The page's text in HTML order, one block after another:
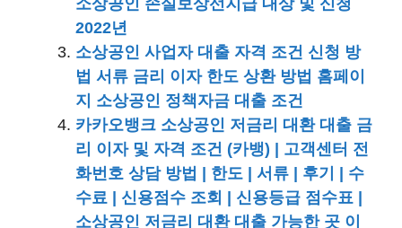
소상공인 손실보상선지급 대상 및 신청
2022년
소상공인 사업자 대출 자격 조건 신청 방
법 서류 금리 이자 한도 상환 방법 홈페이
지 소상공인 정책자금 대출 조건
카카오뱅크 소상공인 저금리 대환 대출 금
리 이자 및 자격 조건 (카뱅) | 고객센터 전
화번호 상담 방법 | 한도 | 서류 | 후기 | 수
수료 | 신용점수 조회 | 신용등급 점수표 |
소상공인 저금리 대환 대출 가능한 곳 이